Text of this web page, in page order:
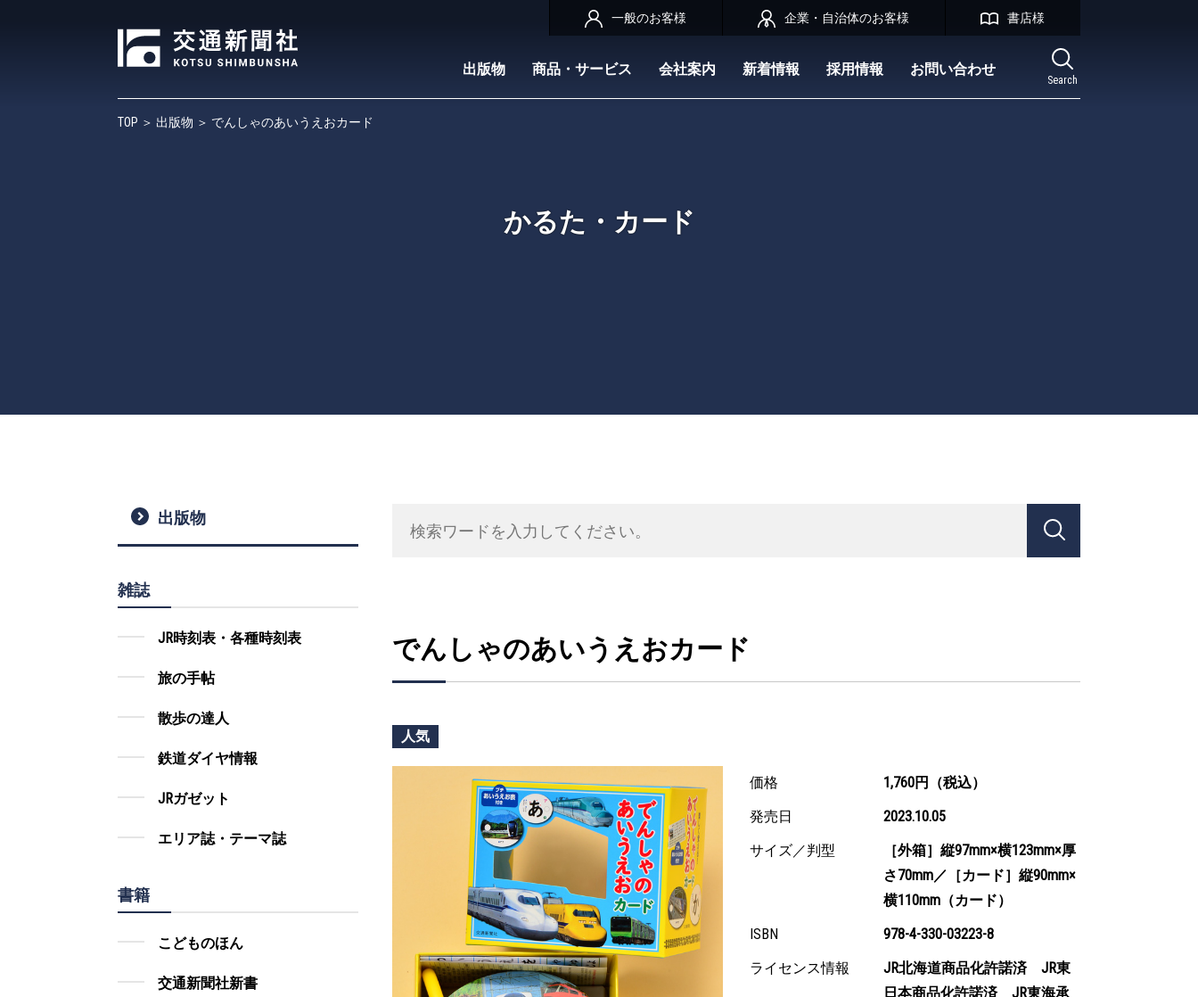
Search
出版物 商品・サービス 会社案内 新着情報 採用情報 お問い合わせ
一般のお客様 企業・自治体のお客様 書店様
TOP ＞ 出版物 ＞ でんしゃのあいうえおカード
かるた・カード
出版物
雑誌
JR時刻表・各種時刻表
旅の手帖
散歩の達人
鉄道ダイヤ情報
JRガゼット
エリア誌・テーマ誌
書籍
こどものほん
交通新聞社新書
でんしゃのあいうえおカード
人気
価格
1,760円（税込）
発売日
2023.10.05
サイズ／判型
［外箱］縦97mm×横123mm×厚
さ70mm／［カード］縦90mm×
横110mm（カード）
ISBN
978-4-330-03223-8
ライセンス情報
JR北海道商品化許諾済 JR東
日本商品化許諾済 JR東海承